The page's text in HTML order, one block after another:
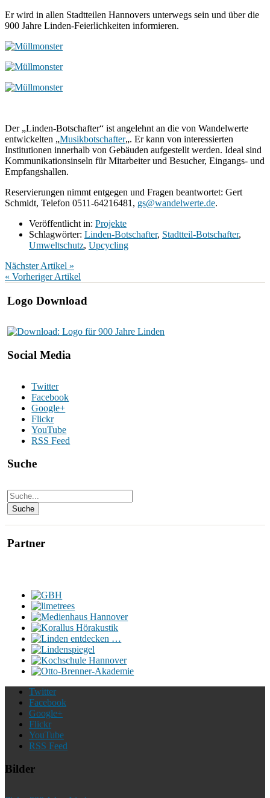
Er wird in allen Stadtteilen Hannovers unterwegs sein und über die
900 Jahre Linden-Feierlichkeiten informieren.
Der „Linden-Botschafter“ ist angelehnt an die von Wandelwerte
entwickelten „Musikbotschafter„. Er kann von interessierten
Institutionen innerhalb von Gebäuden aufgestellt werden. Ideal sind
Kommunikationsinseln für Mitarbeiter und Besucher, Eingangs- und
Empfangshallen.
Reservierungen nimmt entgegen und Fragen beantwortet: Gert
Schmidt, Telefon 0511-64216481, gs@wandelwerte.de.
Veröffentlicht in: Projekte
Schlagwörter: Linden-Botschafter, Stadtteil-Botschafter,
Umweltschutz, Upcycling
Nächster Artikel »
« Vorheriger Artikel
Logo Download
Social Media
Twitter
Facebook
Google+
Flickr
YouTube
RSS Feed
Suche
Partner
Twitter
Facebook
Google+
Flickr
YouTube
RSS Feed
Bilder